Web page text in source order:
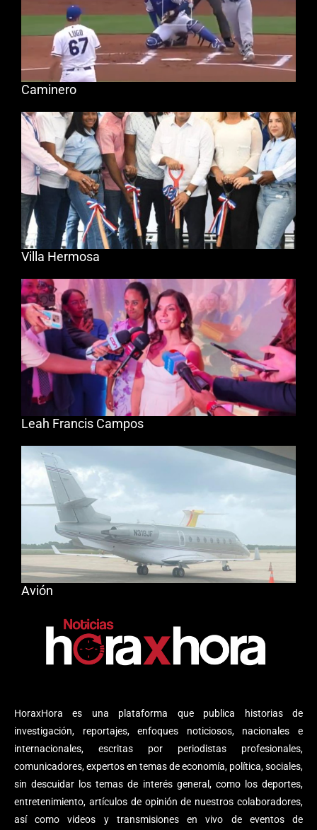
HoraxHora es una plataforma que publica historias de
investigación, reportajes, enfoques noticiosos, nacionales e
internacionales, escritas por periodistas profesionales,
comunicadores, expertos en temas de economía, política, sociales,
sin descuidar los temas de interés general, como los deportes,
entretenimiento, artículos de opinión de nuestros colaboradores,
así como videos y transmisiones en vivo de eventos de
Caminero
Villa Hermosa
Leah Francis Campos
Avión